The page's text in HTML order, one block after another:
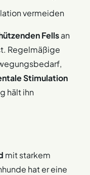
vermeiden
Fellsan
Regelmäßige
Stimulation
hält ihn
mit starkem
hat er eine